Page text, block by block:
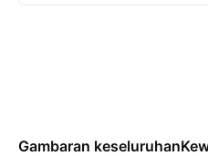
Gambaran keseluruhan